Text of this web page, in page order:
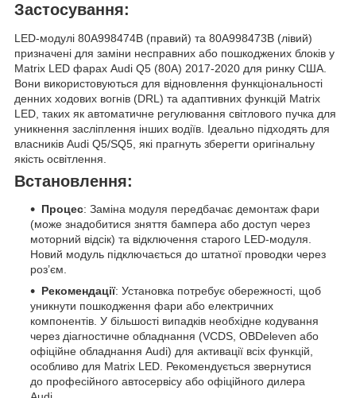
Застосування:
LED-модулі 80A998474B (правий) та 80A998473B (лівий)
призначені для заміни несправних або пошкоджених блоків у
Matrix LED фарах Audi Q5 (80A) 2017-2020 для ринку США.
Вони використовуються для відновлення функціональності
денних ходових вогнів (DRL) та адаптивних функцій Matrix
LED, таких як автоматичне регулювання світлового пучка для
уникнення засліплення інших водіїв. Ідеально підходять для
власників Audi Q5/SQ5, які прагнуть зберегти оригінальну
якість освітлення.
Встановлення:
Процес: Заміна модуля передбачає демонтаж фари
(може знадобитися зняття бампера або доступ через
моторний відсік) та відключення старого LED-модуля.
Новий модуль підключається до штатної проводки через
роз’єм.
Рекомендації: Установка потребує обережності, щоб
уникнути пошкодження фари або електричних
компонентів. У більшості випадків необхідне кодування
через діагностичне обладнання (VCDS, OBDeleven або
офіційне обладнання Audi) для активації всіх функцій,
особливо для Matrix LED. Рекомендується звернутися
до професійного автосервісу або офіційного дилера